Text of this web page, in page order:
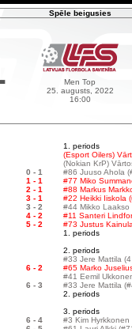
Spēle beigusies
Men Top
25. augusts, 2022
16:00
1. periods
(Esport Oilers)
(Nokian KrP)
0 - 1
#86 Juuso Ahola
1 - 1
#77 Miko
2 - 1
#88 Markus
3 - 1
#22 Heikki Iiskola
3 - 2
#44 Mikko Laakso
4 - 2
#11 Santeri
5 - 2
#73 Justus
1. periods
2. periods
#33 Jere Mattila
6 - 2
#65 Marko
#41 Eemil
6 - 3
#33 Jere Mattila
2. periods
3. periods
6 - 4
#3 Kim